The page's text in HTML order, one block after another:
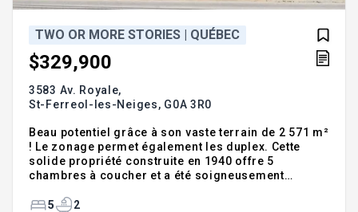
TWO OR MORE STORIES | QUÉBEC
$329,900
3583 Av. Royale,
St-Ferreol-les-Neiges, G0A 3R0
Beau potentiel grâce à son vaste terrain de 2 571 m²
! Le zonage permet également les duplex. Cette
solide propriété construite en 1940 offre 5
chambres à coucher et a été soigneusement
subdivision (démarches à valider et à poursuivre
5 2